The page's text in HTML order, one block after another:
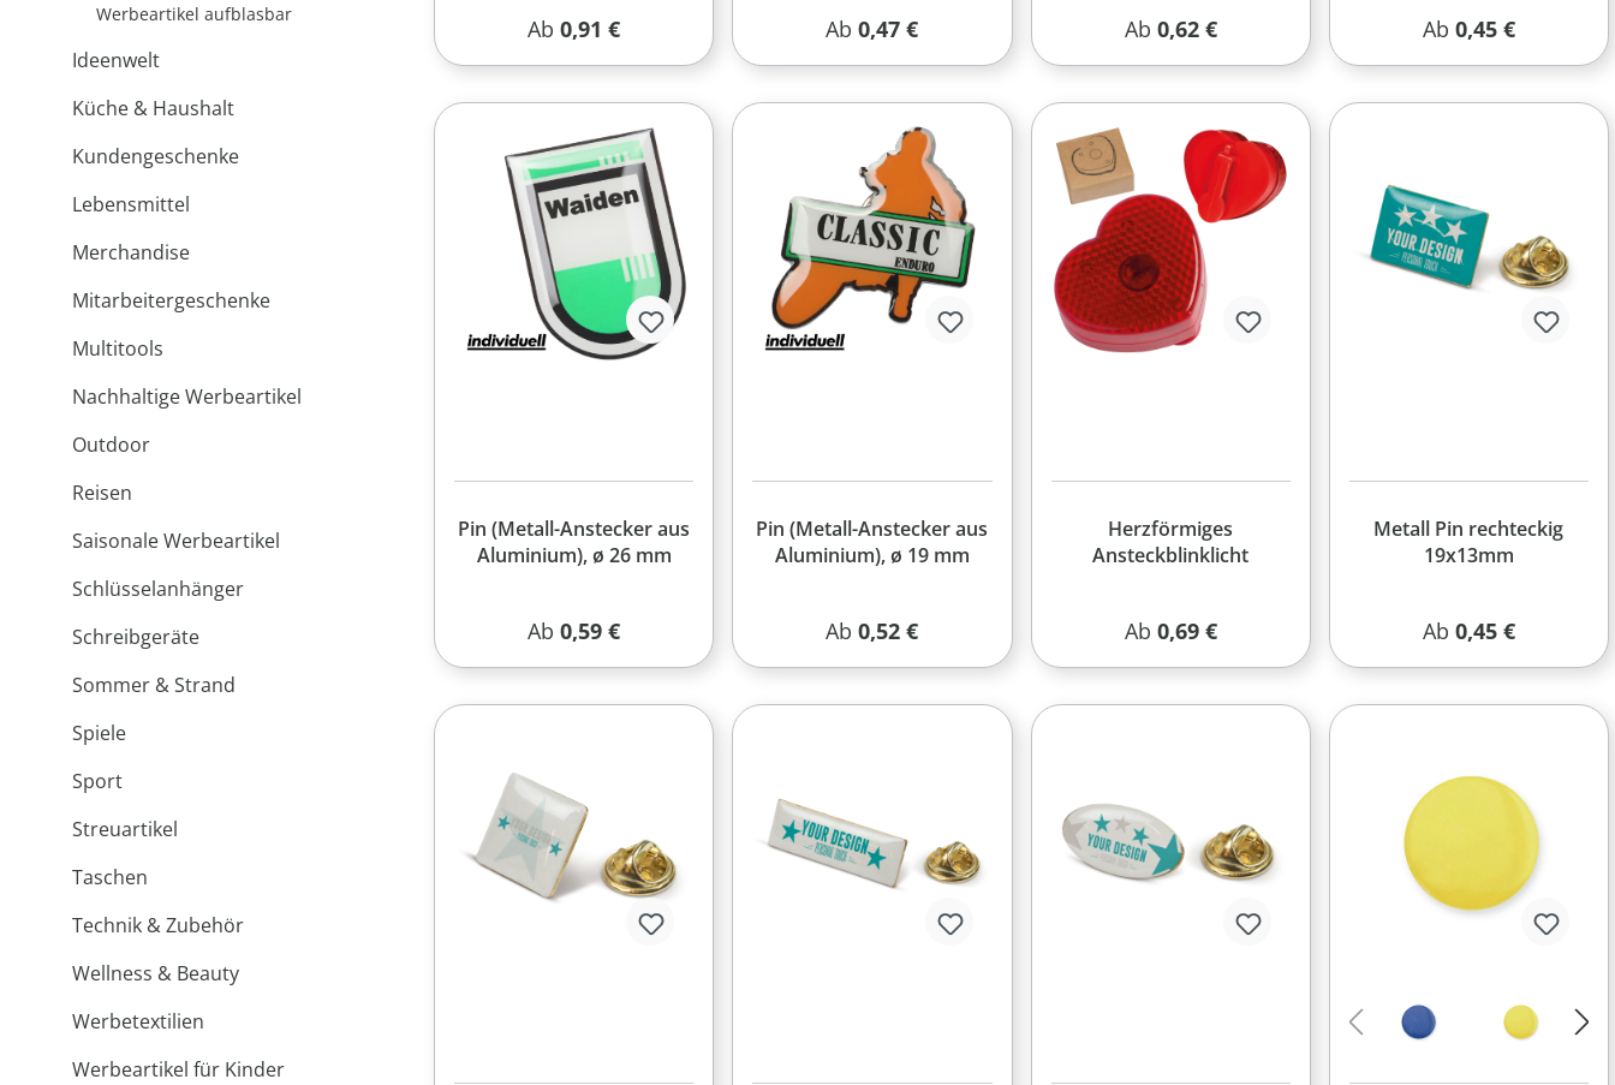
Regulärer Preis:
Ab0,91 € Regulärer Preis:
Ab0,47 € Regulärer Preis:
Ab 0,62 € Regulärer Preis:
Ab 0,45 €
Pin (Metall-Anstecker aus
Aluminium), ø 26 mm
Regulärer Preis:
Ab0,59 €
Pin (Metall-Anstecker aus
Aluminium), ø 19 mm
Regulärer Preis:
Ab0,52 €
Herzförmiges
Ansteckblinklicht
Regulärer Preis:
Ab 0,69 €
Metall Pin rechteckig
19x13mm
Regulärer Preis:
Ab 0,45 €
Werbeartikel aufblasbar
Ideenwelt
Küche & Haushalt
Kundengeschenke
Lebensmittel
Merchandise
Mitarbeitergeschenke
Multitools
Nachhaltige Werbeartikel
Outdoor
Reisen
Saisonale Werbeartikel
Schlüsselanhänger
Schreibgeräte
Sommer & Strand
Spiele
Sport
Streuartikel
Taschen
Technik & Zubehör
Wellness & Beauty
Werbetextilien
Werbeartikel für Kinder